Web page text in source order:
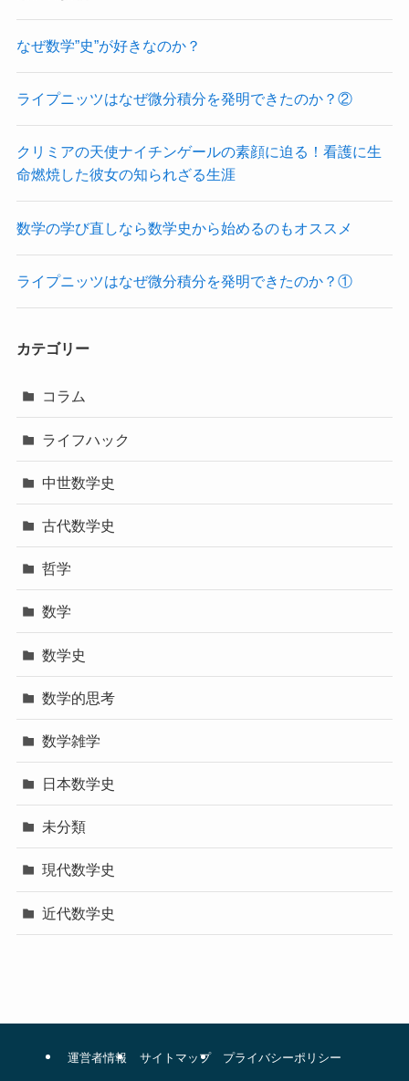
なぜ数学”史”が好きなのか？
ライプニッツはなぜ微分積分を発明できたのか？②
クリミアの天使ナイチンゲールの素顔に迫る！看護に生
命燃焼した彼女の知られざる生涯
数学の学び直しなら数学史から始めるのもオススメ
ライプニッツはなぜ微分積分を発明できたのか？①
カテゴリー
コラム
ライフハック
中世数学史
古代数学史
哲学
数学
数学史
数学的思考
数学雑学
日本数学史
未分類
現代数学史
近代数学史
運営者情報 サイトマップ プライバシーポリシー